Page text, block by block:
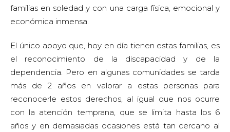
familias en soledad y con una carga física, emocional y
económica inmensa.
El único apoyo que, hoy en día tienen estas familias, es
el reconocimiento de la discapacidad y de la
dependencia. Pero en algunas comunidades se tarda
más de 2 años en valorar a estas personas para
reconocerle estos derechos, al igual que nos ocurre
con la atención temprana, que se limita hasta los 6
años y en demasiadas ocasiones está tan cercano al